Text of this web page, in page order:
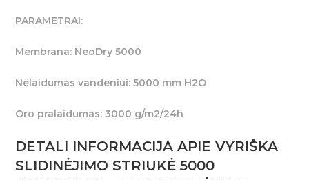
PARAMETRAI:
Membrana: NeoDry 5000
Nelaidumas vandeniui: 5000 mm H2O
Oro pralaidumas: 3000 g/m2/24h
DETALI INFORMACIJA APIE VYRIŠKA
SLIDINĖJIMO STRIUKĖ 5000